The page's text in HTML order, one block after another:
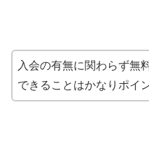
入会の有無に関わらず無
できることはかなりポイ